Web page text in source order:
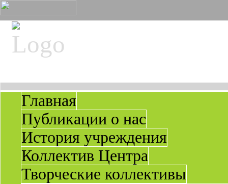
Главная
Публикации о нас
История учреждения
Коллектив Центра
Творческие коллективы